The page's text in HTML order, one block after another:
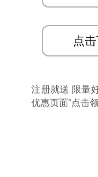
点
注册就送 限量
优惠页面”点击领